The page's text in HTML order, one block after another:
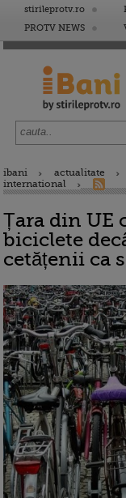
stirileprotv.ro
PROTV NEWS
ibani
actualitate
international
Țara din UE
biciclete
cetățenii ca